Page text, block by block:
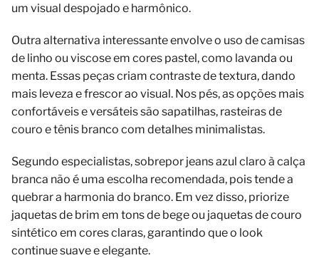
um visual despojado e harmônico.
Outra alternativa interessante envolve o uso de camisas
de linho ou viscose em cores pastel, como lavanda ou
menta. Essas peças criam contraste de textura, dando
mais leveza e frescor ao visual. Nos pés, as opções mais
confortáveis e versáteis são sapatilhas, rasteiras de
couro e tênis branco com detalhes minimalistas.
Segundo especialistas, sobrepor jeans azul claro à calça
branca não é uma escolha recomendada, pois tende a
quebrar a harmonia do branco. Em vez disso, priorize
jaquetas de brim em tons de bege ou jaquetas de couro
sintético em cores claras, garantindo que o look
continue suave e elegante.